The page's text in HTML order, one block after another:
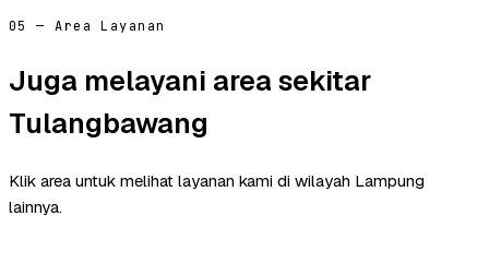
05 — Area Layanan
Juga melayani area sekitar
Tulangbawang
Klik area untuk melihat layanan kami di wilayah Lampung
lainnya.